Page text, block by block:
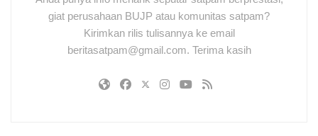
giat perusahaan BUJP atau komunitas satpam?
Kirimkan rilis tulisannya ke email
beritasatpam@gmail.com. Terima kasih